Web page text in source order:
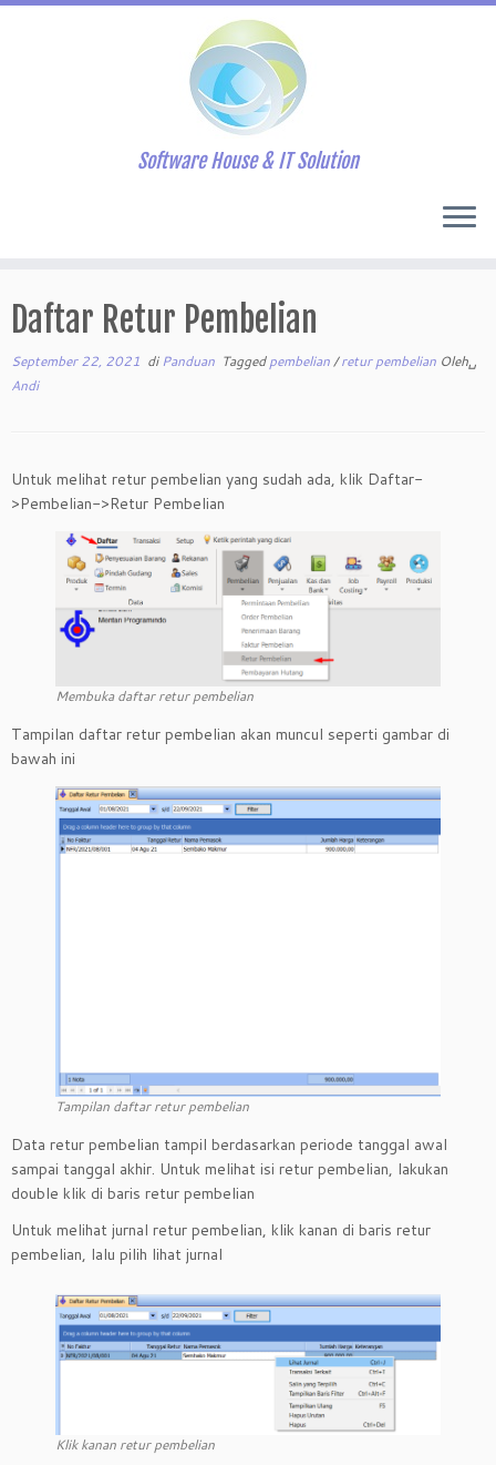
to
content
Software House & IT Solution
Daftar Retur Pembelian
September 22, 2021 di Panduan Taggedpembelian/retur pembelian Oleh␣
Andi
Untuk melihat retur pembelian yang sudah ada, klik Daftar-
>Pembelian->Retur Pembelian
Membuka daftar retur pembelian
Tampilan daftar retur pembelian akan muncul seperti gambar di
bawah ini
Tampilan daftar retur pembelian
Data retur pembelian tampil berdasarkan periode tanggal awal
sampai tanggal akhir. Untuk melihat isi retur pembelian, lakukan
double klik di baris retur pembelian
Untuk melihat jurnal retur pembelian, klik kanan di baris retur
pembelian, lalu pilih lihat jurnal
Klik kanan retur pembelian